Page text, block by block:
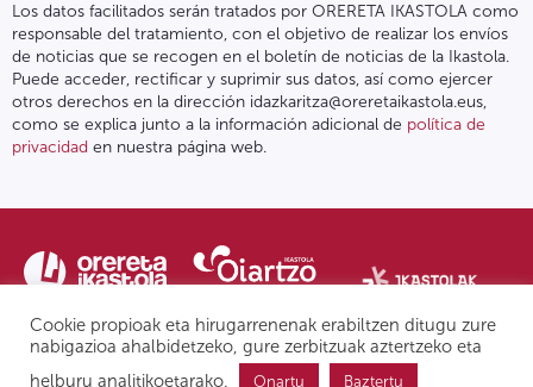
Los datos facilitados serán tratados por ORERETA IKASTOLA como
responsable del tratamiento, con el objetivo de realizar los envíos
de noticias que se recogen en el boletín de noticias de la Ikastola.
Puede acceder, rectificar y suprimir sus datos, así como ejercer
otros derechos en la dirección idazkaritza@oreretaikastola.eus,
como se explica junto a la información adicional de política de
privacidad en nuestra página web.
Cookie propioak eta hirugarrenenak erabiltzen ditugu zure
nabigazioa ahalbidetzeko, gure zerbitzuak aztertzeko eta
helburu analitikoetarako.
Onartu Baztertu